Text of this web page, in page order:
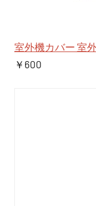
室外機カバー 室
￥600